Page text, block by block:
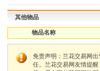
其他物品
物品名称
免责声明：兰花交易网
任。兰花交易网友情提